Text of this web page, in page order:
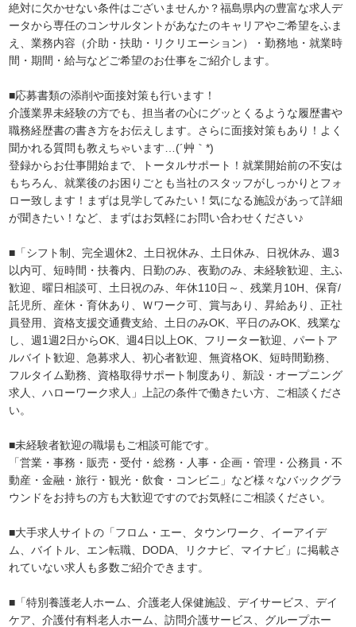
絶対に欠かせない条件はございませんか？福島県内の豊富な求人デ
ータから専任のコンサルタントがあなたのキャリアやご希望をふま
え、業務内容（介助・扶助・リクリエーション）・勤務地・就業時
間・期間・給与などご希望のお仕事をご紹介します。
■応募書類の添削や面接対策も行います！
介護業界未経験の方でも、担当者の心にグッとくるような履歴書や
職務経歴書の書き方をお伝えします。さらに面接対策もあり！よく
聞かれる質問も教えちゃいます…(´艸｀*)
登録からお仕事開始まで、トータルサポート！就業開始前の不安は
もちろん、就業後のお困りごとも当社のスタッフがしっかりとフォ
ロー致します！まずは見学してみたい！気になる施設があって詳細
が聞きたい！など、まずはお気軽にお問い合わせください♪
■「シフト制、完全週休2、土日祝休み、土日休み、日祝休み、週3
以内可、短時間・扶養内、日勤のみ、夜勤のみ、未経験歓迎、主ふ
歓迎、曜日相談可、土日祝のみ、年休110日～、残業月10H、保育/
託児所、産休・育休あり、Ｗワーク可、賞与あり、昇給あり、正社
員登用、資格支援交通費支給、土日のみOK、平日のみOK、残業な
し、週1週2日からOK、週4日以上OK、フリーター歓迎、パートア
ルバイト歓迎、急募求人、初心者歓迎、無資格OK、短時間勤務、
フルタイム勤務、資格取得サポート制度あり、新設・オープニング
求人、ハローワーク求人」上記の条件で働きたい方、ご相談くださ
い。
■未経験者歓迎の職場もご相談可能です。
「営業・事務・販売・受付・総務・人事・企画・管理・公務員・不
動産・金融・旅行・観光・飲食・コンビニ」など様々なバックグラ
ウンドをお持ちの方も大歓迎ですのでお気軽にご相談ください。
■大手求人サイトの「フロム・エー、タウンワーク、イーアイデ
ム、バイトル、エン転職、DODA、リクナビ、マイナビ」に掲載さ
れていない求人も多数ご紹介できます。
■「特別養護老人ホーム、介護老人保健施設、デイサービス、デイ
ケア、介護付有料老人ホーム、訪問介護サービス、グループホー